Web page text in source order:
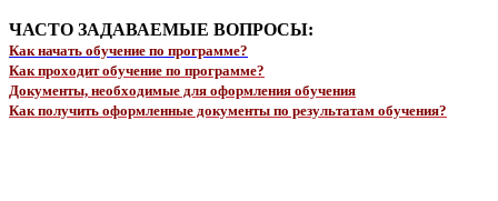
ЧАСТО ЗАДАВАЕМЫЕ ВОПРОСЫ:
Как начать обучение по программе?
Как проходит обучение по программе?
Документы, необходимые для оформления обучения
Как получить оформленные документы по результатам обучения?